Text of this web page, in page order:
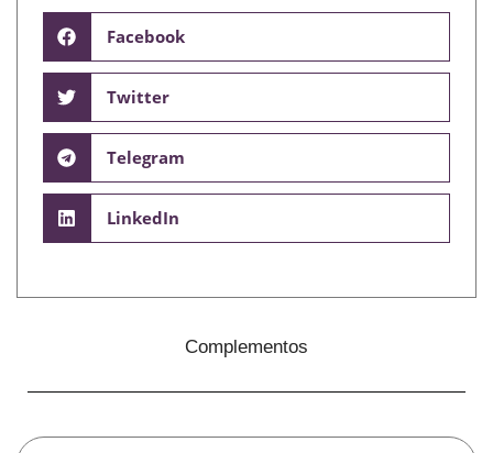
Facebook
Twitter
Telegram
LinkedIn
Complementos